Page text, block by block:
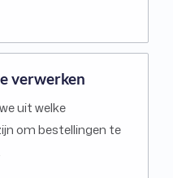
verwerken
uit welke
om bestellingen te